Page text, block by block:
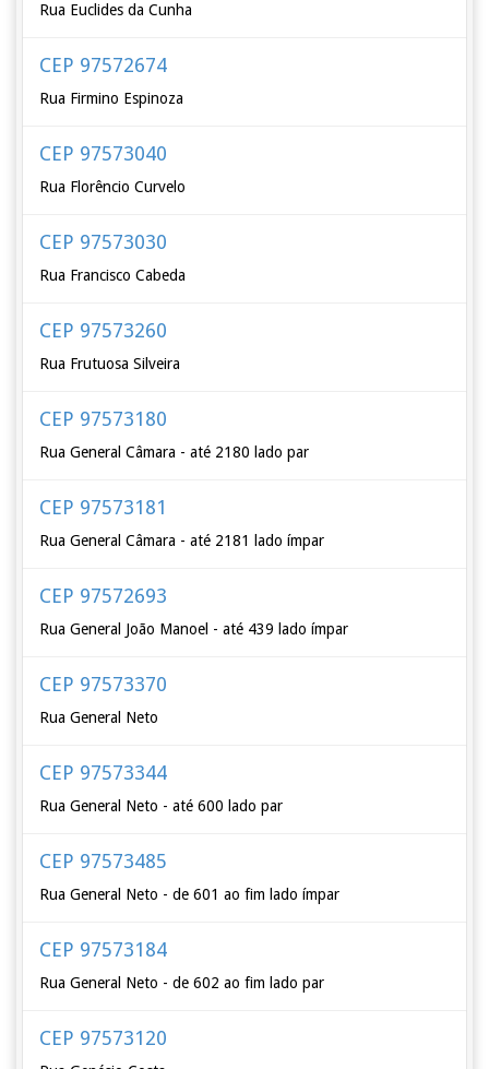
Rua Euclides da Cunha
CEP 97572674
Rua Firmino Espinoza
CEP 97573040
Rua Florêncio Curvelo
CEP 97573030
Rua Francisco Cabeda
CEP 97573260
Rua Frutuosa Silveira
CEP 97573180
Rua General Câmara - até 2180 lado par
CEP 97573181
Rua General Câmara - até 2181 lado ímpar
CEP 97572693
Rua General João Manoel - até 439 lado ímpar
CEP 97573370
Rua General Neto
CEP 97573344
Rua General Neto - até 600 lado par
CEP 97573485
Rua General Neto - de 601 ao fim lado ímpar
CEP 97573184
Rua General Neto - de 602 ao fim lado par
CEP 97573120